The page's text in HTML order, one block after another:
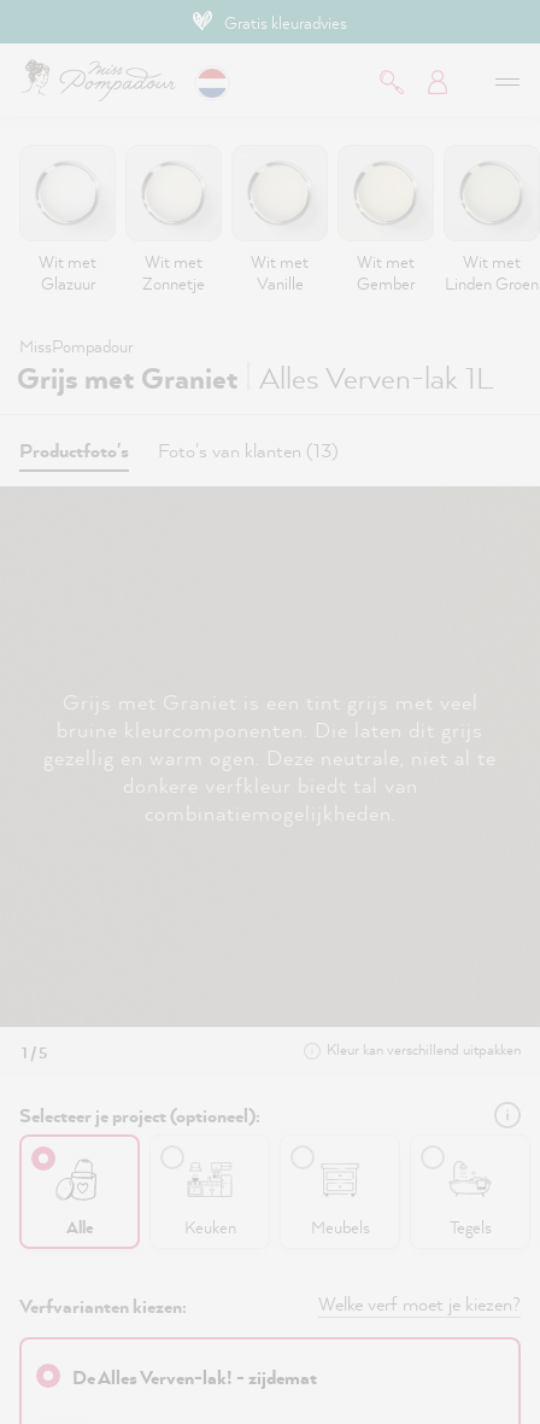
Gratis kleuradvies
Wit met
Glazuur
Wit met
Zonnetje
Wit met
Vanille
Wit met
Gember
Wit met
Linden Groen
MissPompadour
Grijs met Graniet Alles Verven-lak 1L
Productfoto's Foto's van klanten (13)
Grijs met Graniet is een tint grijs met veel
bruine kleurcomponenten. Die laten dit grijs
gezellig en warm ogen. Deze neutrale, niet al te
donkere verfkleur biedt tal van
combinatiemogelijkheden.
1 / 5 Kleur kan verschillend uitpakken
Selecteer je project (optioneel):
Alle Keuken Meubels Tegels
Verfvarianten kiezen: Welke verf moet je kiezen?
De Alles Verven-lak! - zijdemat